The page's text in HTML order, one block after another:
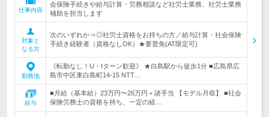
仕事内容
会保険手続きや給与計算・労務相談など社労士業務、社労士業務
補助を担当します
対象と
なる方
次のいずれか⇒◎社労士資格をお持ちの方／給与計算・社会保険
手続き経験者（資格なしOK）★要普免(AT限定可)
勤務地
《転勤なし！U・Iターン歓迎》 ★白島駅から徒歩1分 ■広島県広
島市中区東白島町14-15 NTT…
給与
■月給（基本給）23万円〜26万円＋諸手当 【モデル月収】 ■社会
保険労務士の資格を持ち、一定の経…